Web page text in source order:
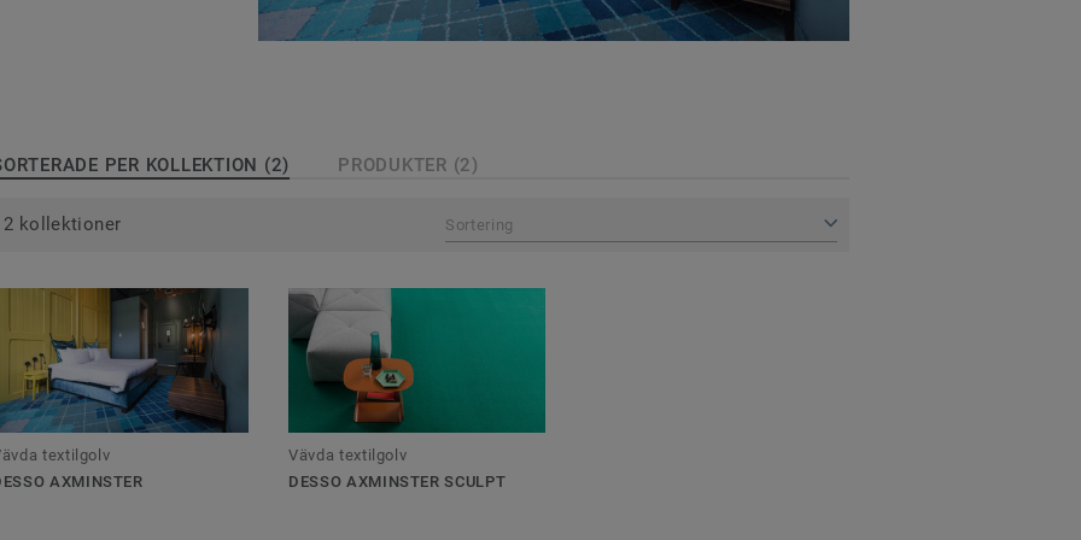
textilgolv
PER KOLLEKTION (2) PRODUKTER (2)
2 kollektioner Sortering
textilgolv
AXMINSTER
Vävda textilgolv
DESSO AXMINSTER SCULPT